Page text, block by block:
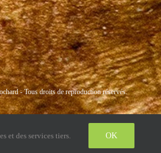
- Tous droits de reproduction réservés.
InstagramLinkedInTwitter
et des services tiers. OK